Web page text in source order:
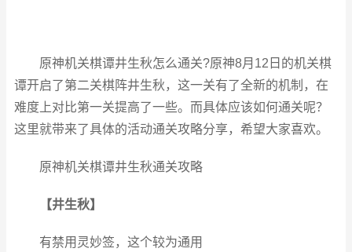
原神机关棋谭井生秋怎么通关?原神8月12日的机关棋
谭开启了第二关棋阵井生秋，这一关有了全新的机制，在
难度上对比第一关提高了一些。而具体应该如何通关呢？
这里就带来了具体的活动通关攻略分享，希望大家喜欢。
原神机关棋谭井生秋通关攻略
【井生秋】
有禁用灵妙签，这个较为通用